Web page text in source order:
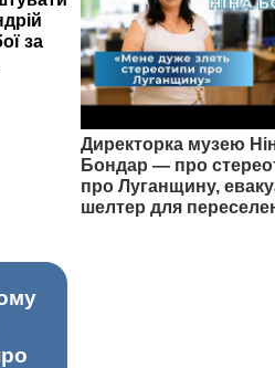
за
Директорка музею
Бондар — про
про Луганщину,
шелтер для